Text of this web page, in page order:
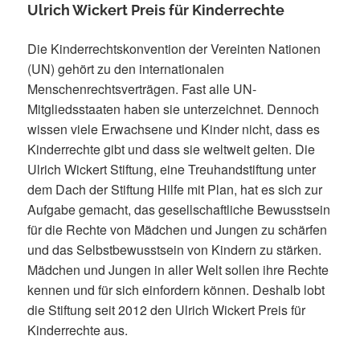
Ulrich Wickert Preis für Kinderrechte
Die Kinderrechtskonvention der Vereinten Nationen
(UN) gehört zu den internationalen
Menschenrechtsverträgen. Fast alle UN-
Mitgliedsstaaten haben sie unterzeichnet. Dennoch
wissen viele Erwachsene und Kinder nicht, dass es
Kinderrechte gibt und dass sie weltweit gelten. Die
Ulrich Wickert Stiftung, eine Treuhandstiftung unter
dem Dach der Stiftung Hilfe mit Plan, hat es sich zur
Aufgabe gemacht, das gesellschaftliche Bewusstsein
für die Rechte von Mädchen und Jungen zu schärfen
und das Selbstbewusstsein von Kindern zu stärken.
Mädchen und Jungen in aller Welt sollen ihre Rechte
kennen und für sich einfordern können. Deshalb lobt
die Stiftung seit 2012 den Ulrich Wickert Preis für
Kinderrechte aus.